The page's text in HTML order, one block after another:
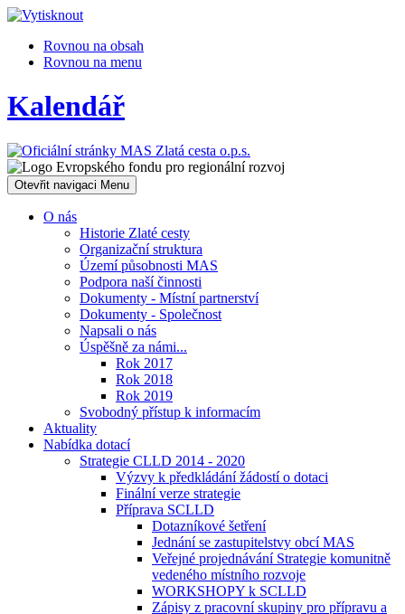
Rovnou na obsah
Rovnou na menu
Kalendář
Otevřit navigaci Menu
O nás
Historie Zlaté cesty
Organizační struktura
Území působnosti MAS
Podpora naší činnosti
Dokumenty - Místní partnerství
Dokumenty - Společnost
Napsali o nás
Úspěšně za námi...
Rok 2017
Rok 2018
Rok 2019
Svobodný přístup k informacím
Aktuality
Nabídka dotací
Strategie CLLD 2014 - 2020
Výzvy k předkládání žádostí o dotaci
Finální verze strategie
Příprava SCLLD
Dotazníkové šetření
Jednání se zastupitelstvy obcí MAS
Veřejné projednávání Strategie komunitně
vedeného místního rozvoje
WORKSHOPY k SCLLD
Zápisy z pracovní skupiny pro přípravu a